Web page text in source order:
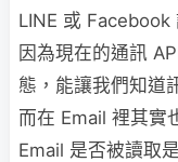
LINE 或 Facebook
因為現在的通訊
態，能讓我們知道
而在 Email 裡其實
Email 是否被讀取